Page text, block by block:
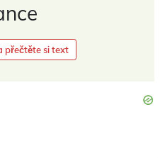
přečtěte si text